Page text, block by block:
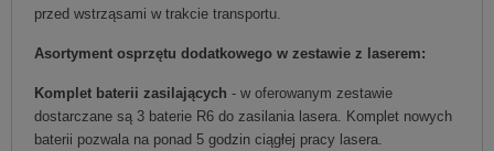
przed wstrząsami w trakcie transportu.
Asortyment osprzętu dodatkowego w zestawie z laserem:
Komplet baterii zasilających - w oferowanym zestawie
dostarczane są 3 baterie R6 do zasilania lasera. Komplet nowych
baterii pozwala na ponad 5 godzin ciągłej pracy lasera.